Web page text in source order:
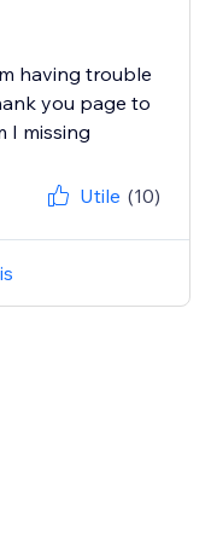
having trouble
you page to
I missing
Utile (10)